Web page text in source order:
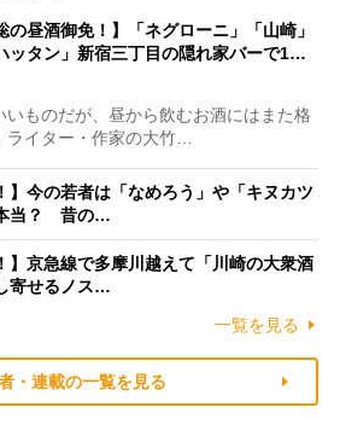
の昼酒御免！】「ネグローニ」「山崎」
ッタン」新宿三丁目の隠れ家バーで1…
ものだが、昼から飲むお酒にはまた格
イター・作家の大竹…
】今の若者は「なめろう」や「キヌカツ
当？ 昔の…
】京急線で多摩川越えて「川崎の大衆酒
寄せるノス…
一覧を見る
・連載の一覧を見る